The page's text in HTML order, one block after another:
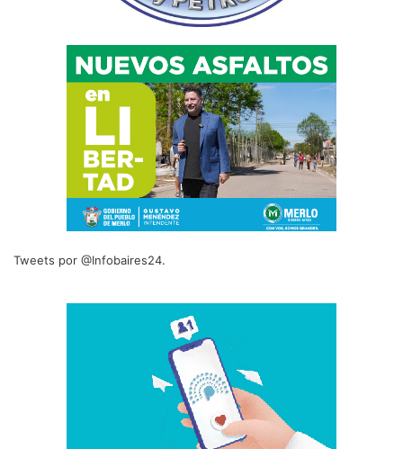
Tweets por @Infobaires24.